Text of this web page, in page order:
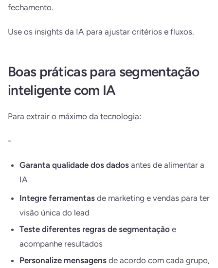
fechamento.
Use os insights da IA para ajustar critérios e fluxos.
Boas práticas para segmentação
inteligente com IA
Para extrair o máximo da tecnologia:
-
Garanta qualidade dos dados antes de alimentar a
IA
Integre ferramentas de marketing e vendas para ter
visão única do lead
Teste diferentes regras de segmentação e
acompanhe resultados
Personalize mensagens de acordo com cada grupo,